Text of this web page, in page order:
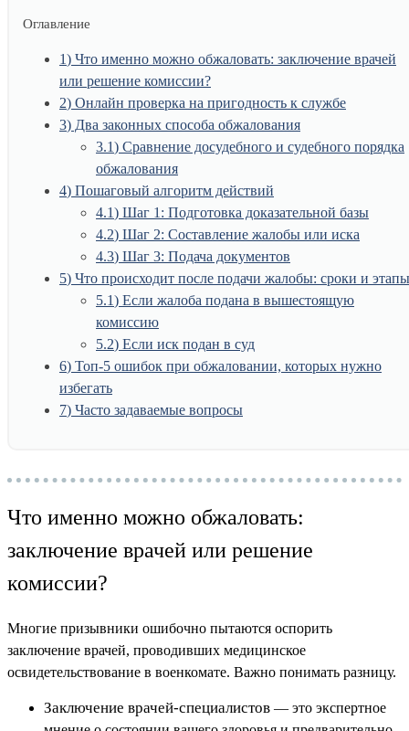
Оглавление
1 Что именно можно обжаловать: заключение врачей
или решение комиссии?
2 Онлайн проверка на пригодность к службе
3 Два законных способа обжалования
3.1 Сравнение досудебного и судебного порядка
обжалования
4 Пошаговый алгоритм действий
4.1 Шаг 1: Подготовка доказательной базы
4.2 Шаг 2: Составление жалобы или иска
4.3 Шаг 3: Подача документов
5 Что происходит после подачи жалобы: сроки и этапы
5.1 Если жалоба подана в вышестоящую
комиссию
5.2 Если иск подан в суд
6 Топ-5 ошибок при обжаловании, которых нужно
избегать
7 Часто задаваемые вопросы
Что именно можно обжаловать:
заключение врачей или решение
комиссии?
Многие призывники ошибочно пытаются оспорить
заключение врачей, проводивших медицинское
освидетельствование в военкомате. Важно понимать разницу.
Заключение врачей-специалистов — это экспертное